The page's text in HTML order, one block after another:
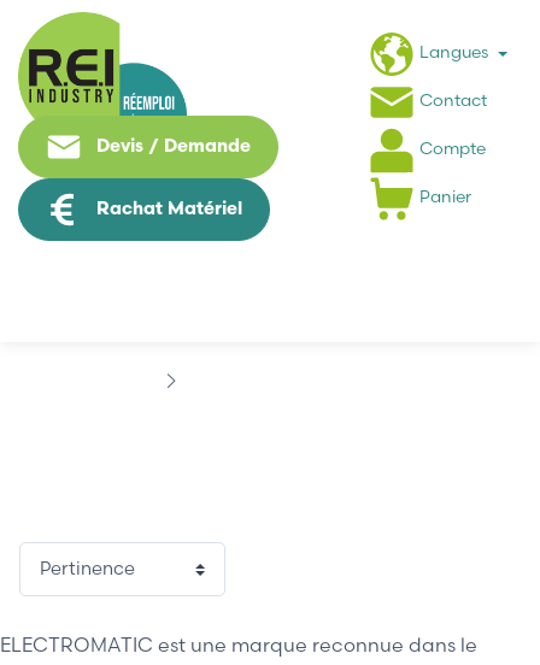
Devis / Demande
Rachat Matériel
Langues
Contact
Compte
Panier
ELECTROMATIC est une marque reconnue dans le